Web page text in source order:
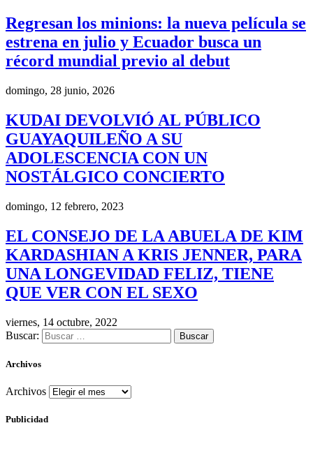
Regresan los minions: la nueva película se
estrena en julio y Ecuador busca un
récord mundial previo al debut
domingo, 28 junio, 2026
KUDAI DEVOLVIÓ AL PÚBLICO
GUAYAQUILEÑO A SU
ADOLESCENCIA CON UN
NOSTÁLGICO CONCIERTO
domingo, 12 febrero, 2023
EL CONSEJO DE LA ABUELA DE KIM
KARDASHIAN A KRIS JENNER, PARA
UNA LONGEVIDAD FELIZ, TIENE
QUE VER CON EL SEXO
viernes, 14 octubre, 2022
Buscar:
Archivos
Archivos
Publicidad